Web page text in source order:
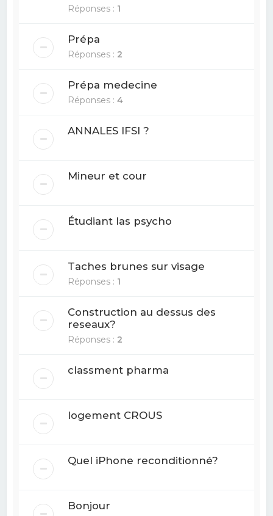
Réponses : 1
Prépa
Réponses : 2
Prépa medecine
Réponses :4
ANNALES IFSI ?
Mineur et cour
Étudiant las psycho
Taches brunes sur visage
Réponses : 1
Construction au dessus des
reseaux?
Réponses : 2
classment pharma
logement CROUS
Quel iPhone reconditionné?
Bonjour